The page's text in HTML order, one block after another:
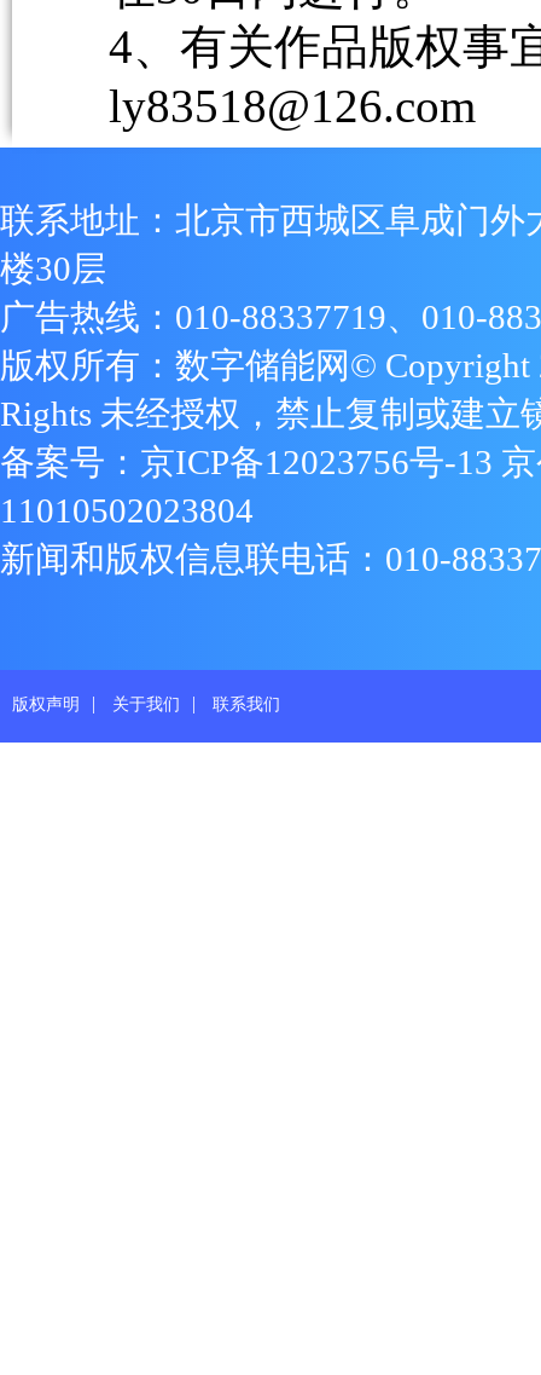
4、有关作品版权事
ly83518@126.com
联系地址：北京市西城区阜成门外
楼30层
广告热线：010-88337719、010-
版权所有：数字储能网© Copyright
Rights 未经授权，禁止复制或建立
备案号： 京ICP备12023756号-13
11010502023804
新闻和版权信息联电话：010-
版权声明 | 关于我们 | 联系我们